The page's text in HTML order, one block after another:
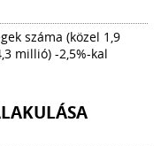
száma (közel 1,9
millió) -2,5%-kal